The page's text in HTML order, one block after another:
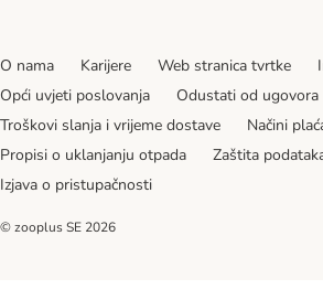
O nama Karijere Web stranica tvrtke
Opći uvjeti poslovanja
Odustati od ugovora
Troškovi slanja i vrijeme dostave
Načini
Propisi o uklanjanju otpada
Zaštita
Izjava o pristupačnosti
© zooplus SE 2026